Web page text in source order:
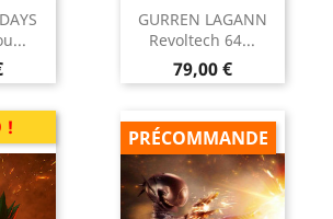
GURREN LAGANN
Revoltech 64...
Prix
79,00 €
!
PRÉCOMMANDE